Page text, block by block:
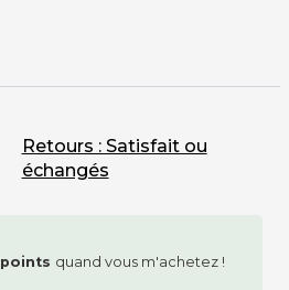
points quand vous m'achetez !
Retours : Satisfait ou
échangés